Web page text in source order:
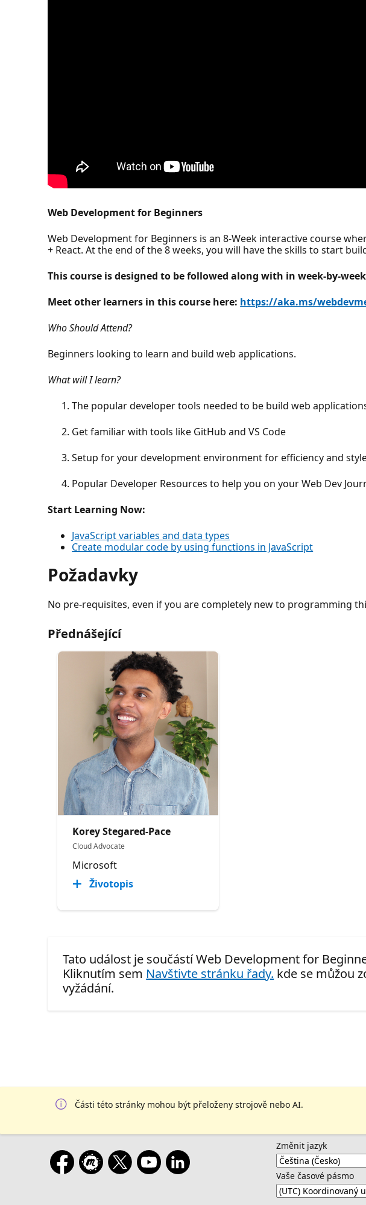
Web Development for Beginners
Web Development for Beginners is an 8-Week interactive course
+ React. At the end of the 8 weeks, you will have the skills to start
This course is designed to be followed along with in week-by-
Meet other learners in this course here: https://aka.ms/
Who Should Attend?
Beginners looking to learn and build web applications.
What will I learn?
The popular developer tools needed to be build web
Get familiar with tools like GitHub and VS Code
Setup for your development environment for efficiency and
Popular Developer Resources to help you on your Web Dev
Start Learning Now:
JavaScript variables and data types
Create modular code by using functions in JavaScript
Požadavky
No pre-requisites, even if you are completely new to programming
Přednášející
Korey Stegared-Pace
Cloud Advocate
Microsoft
Životopis
Tato událost je součástí Web Development for
Kliknutím sem Navštivte stránku řady. kde se můžou
vyžádání.
Části této stránky mohou být přeloženy strojově nebo AI.
Změnit jazyk
Vaše časové pásmo